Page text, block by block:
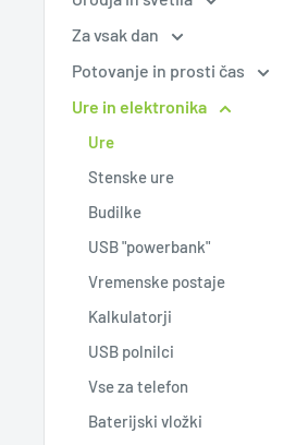
Za vsak dan
Potovanje in prosti čas
Ure in elektronika
Ure
Stenske ure
Budilke
USB "powerbank"
Vremenske postaje
Kalkulatorji
USB polnilci
Vse za telefon
Baterijski vložki